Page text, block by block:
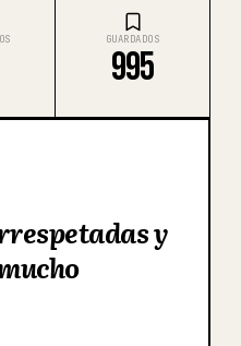
GUARDADOS
995
y